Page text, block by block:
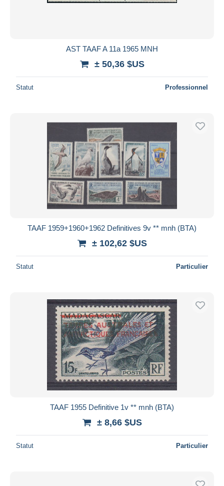
AST TAAF A 11a 1965 MNH
± 50,36 $US
Statut Professionnel
TAAF 1959+1960+1962 Definitives 9v ** mnh (BTA)
± 102,62 $US
Statut Particulier
TAAF 1955 Definitive 1v ** mnh (BTA)
± 8,66 $US
Statut Particulier